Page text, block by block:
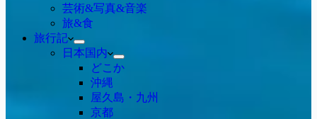
芸術&写真&音楽
旅&食
旅行記
日本国内
どこか
沖縄
屋久島・九州
京都